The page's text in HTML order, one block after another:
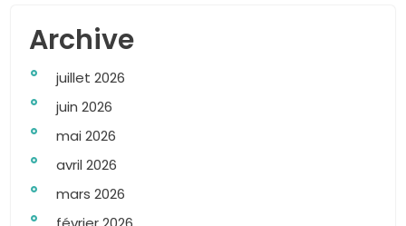
Archive
juillet 2026
juin 2026
mai 2026
avril 2026
mars 2026